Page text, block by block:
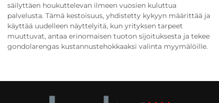
säilyttäen houkuttelevan ilmeen vuosien kuluttua
palvelusta. Tämä kestoisuus, yhdistetty kykyyn määrittää ja
käyttää uudelleen näyttelyitä, kun yrityksen tarpeet
muuttuvat, antaa erinomaisen tuoton sijoituksesta ja tekee
gondolarengas kustannustehokkaaksi valinta myymälöille.